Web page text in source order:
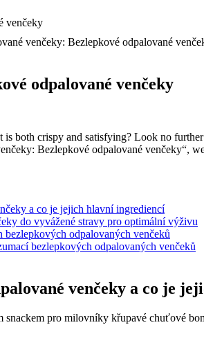
venčeky: Bezlepkové odpalované
odpalované venčeky
both crispy and satisfying? Look no
Bezlepkové odpalované venčeky“,
a co je jejich hlavní ingrediencí
do vyvážené stravy pro optimální výživu
odpalovaných venčeků
bezlepkových odpalovaných venčeků
venčeky a co je
snackem pro milovníky křupavé chuťové